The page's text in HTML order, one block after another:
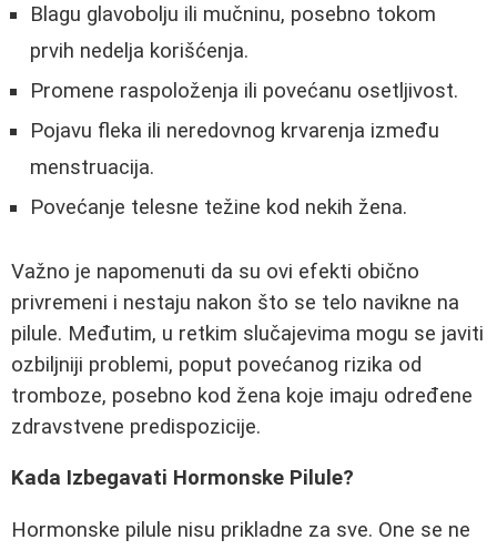
Blagu glavobolju ili mučninu, posebno tokom
prvih nedelja korišćenja.
Promene raspoloženja ili povećanu osetljivost.
Pojavu fleka ili neredovnog krvarenja između
menstruacija.
Povećanje telesne težine kod nekih žena.
Važno je napomenuti da su ovi efekti obično
privremeni i nestaju nakon što se telo navikne na
pilule. Međutim, u retkim slučajevima mogu se javiti
ozbiljniji problemi, poput povećanog rizika od
tromboze, posebno kod žena koje imaju određene
zdravstvene predispozicije.
Kada Izbegavati Hormonske Pilule?
Hormonske pilule nisu prikladne za sve. One se ne